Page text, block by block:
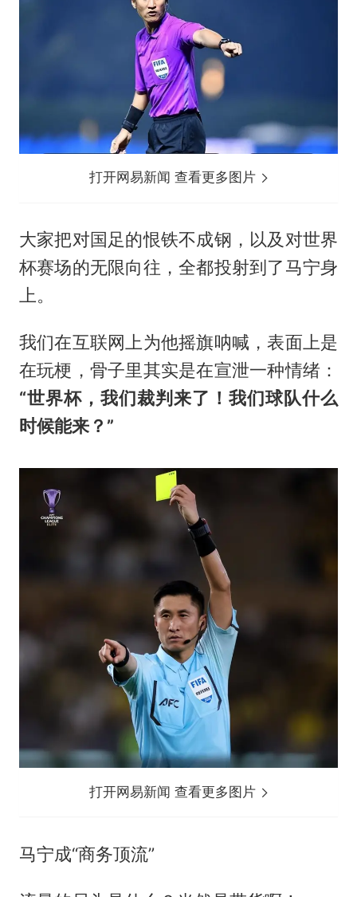
打开网易新闻 查看更多图片
大家把对国足的恨铁不成钢，以及对世界
杯赛场的无限向往，全都投射到了马宁身
上。
我们在互联网上为他摇旗呐喊，表面上是
在玩梗，骨子里其实是在宣泄一种情绪：
“世界杯，我们裁判来了！我们球队什么
时候能来？”
打开网易新闻 查看更多图片
马宁成“商务顶流”